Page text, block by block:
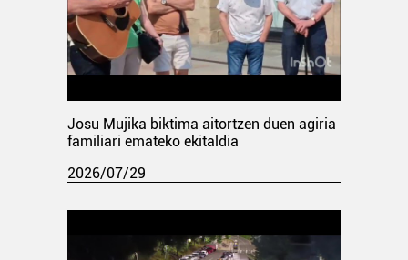
Josu Mujika biktima aitortzen duen agiria
familiari emateko ekitaldia
2026/07/29